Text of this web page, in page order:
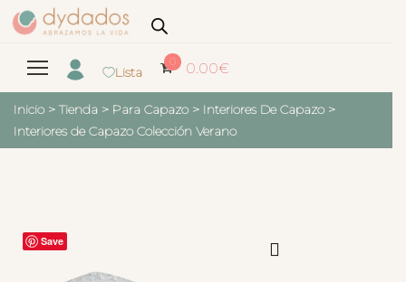
Lista
0 0.00€
Inicio > Tienda > Para Capazo > Interiores De Capazo >
Interiores de Capazo Colección Verano
Save